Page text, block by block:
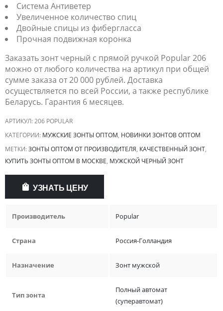
Система Антиветер
Увеличенное количество спиц
Двойные спицы из фибергласса
Прочная подвижная коронка
Заказать зонт черный с прямой ручкой Popular 206
можно от любого количества на артикул при общей
сумме заказа от 20 000 рублей. Доставка
осуществляется по всей России, а также республике
Беларусь. Гарантия 6 месяцев.
АРТИКУЛ:206 POPULAR
КАТЕГОРИИ: МУЖСКИЕ ЗОНТЫ ОПТОМ, НОВИНКИ ЗОНТОВ ОПТОМ
МЕТКИ:ЗОНТЫ ОПТОМ ОТ ПРОИЗВОДИТЕЛЯ, КАЧЕСТВЕННЫЙ ЗОНТ,
КУПИТЬ ЗОНТЫ ОПТОМ В МОСКВЕ, МУЖСКОЙ ЧЕРНЫЙ ЗОНТ
УЗНАТЬ ЦЕНУ
Производитель Popular
Страна Россия-Голландия
Назначение Зонт мужской
Тип зонта
Полный автомат
(суперавтомат)